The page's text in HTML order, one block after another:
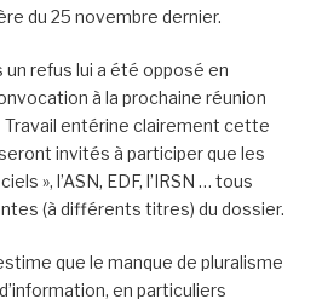
du 25 novembre dernier.
un refus lui a été opposé en
à la prochaine réunion
Travail entérine clairement cette
invités à participer que les
», l’ASN, EDF, l’IRSN … tous
(à différents titres) du dossier.
que le manque de pluralisme
en particuliers